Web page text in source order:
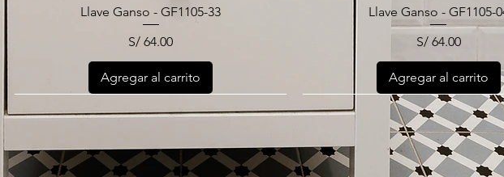
Llave Ganso - GF1105-33
Precio
S/ 64.00
Agregar al carrito
Llave Ganso - GF1105-
Precio
S/ 64.00
Agregar al carrito